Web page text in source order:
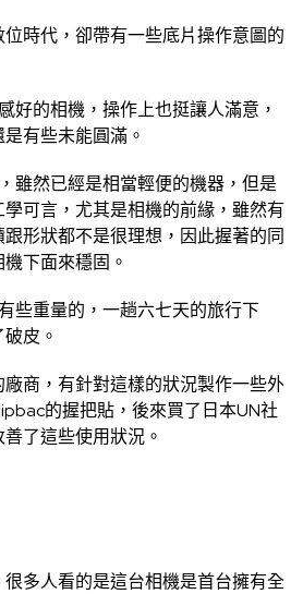
時代，卻帶有一些底片操作意圖的
好的相機，操作上也挺讓人滿意，
有些未能圓滿。
雖然已經是相當輕便的機器，但是
可言，尤其是相機的前緣，雖然有
形狀都不是很理想，因此握著的同
下面來穩固。
些重量的，一趟六七天的旅行下
皮。
商，有針對這樣的狀況製作一些外
的握把貼，後來買了日本UN社
了這些使用狀況。
很多人看的是這台相機是首台擁有全